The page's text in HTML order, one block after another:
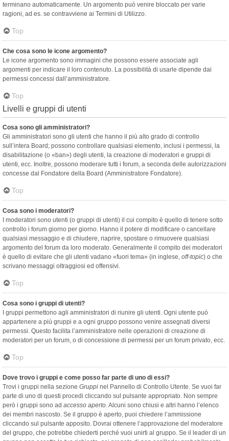
terminano automaticamente. Un argomento può venire bloccato per varie
ragioni, ad es. se contravviene ai Termini di Utilizzo.
Top
Che cosa sono le icone argomento?
Le icone argomento sono immagini che possono essere associate agli
argomenti per indicare il loro contenuto. La possibilità di usarle dipende dai
permessi concessi dall’amministratore.
Top
Livelli e gruppi di utenti
Cosa sono gli amministratori?
Gli amministratori sono gli utenti che hanno il più alto grado di controllo
sull’intera Board; possono controllare qualsiasi elemento, inclusi i permessi, la
disabilitazione (o «ban») degli utenti, la creazione di moderatori e gruppi di
utenti, ecc. Inoltre, possono moderare tutti i forum, a seconda delle autorizzazioni
concesse dal Fondatore della Board (Amministratore Fondatore).
Top
Cosa sono i moderatori?
I moderatori sono utenti (o gruppi di utenti) il cui compito è quello di tenere sotto
controllo i forum giorno per giorno. Hanno il potere di modificare o cancellare
qualsiasi messaggio e di chiudere, riaprire, spostare o rimuovere qualsiasi
argomento del forum da loro moderato. Generalmente il compito dei moderatori
è quello di evitare che gli utenti vadano «fuori tema» (in inglese, off-topic) o che
scrivano messaggi oltraggiosi ed offensivi.
Top
Cosa sono i gruppi di utenti?
I gruppi permettono agli amministratori di riunire gli utenti. Ogni utente può
appartenere a più gruppi e a ogni gruppo possono venire assegnati diversi
permessi. Questo facilita l’amministratore nelle operazioni di creazione di
moderatori per un forum, o di concessione di permessi per un forum privato, ecc.
Top
Dove trovo i gruppi e come posso far parte di uno di essi?
Trovi i gruppi nella sezione Gruppi nel Pannello di Controllo Utente. Se vuoi far
parte di uno di questi procedi cliccando sul pulsante appropriato. Non sempre
però i gruppi sono ad accesso aperto. Alcuni sono chiusi e altri hanno l’elenco
dei membri nascosto. Se il gruppo è aperto, puoi chiedere l’ammissione
cliccando sul pulsante apposito. Dovrai ottenere l’approvazione del moderatore
del gruppo, che potrebbe chiederti perché vuoi unirti al gruppo. Se il leader di un